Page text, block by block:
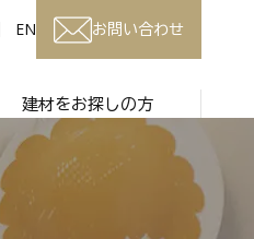
EN お問い合わせ
建材をお探しの方